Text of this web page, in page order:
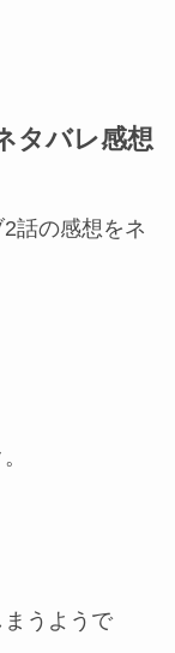
タバレ感想
話の感想をネ
うようで